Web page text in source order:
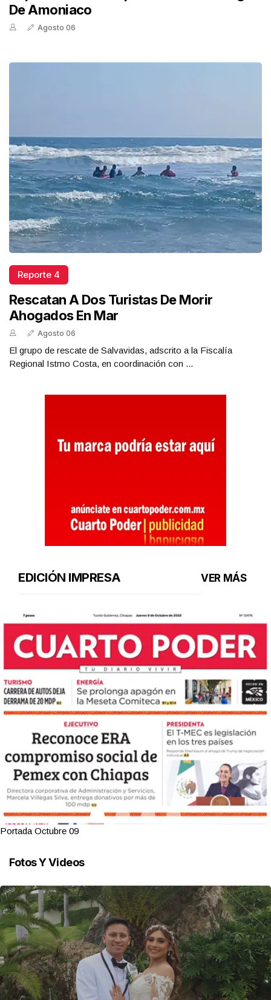
De Amoniaco
Agosto 06
Reporte 4
Rescatan A Dos Turistas De Morir
Ahogados En Mar
Agosto 06
El grupo de rescate de Salvavidas, adscrito a la Fiscalía
Regional Istmo Costa, en coordinación con ...
EDICIÓN IMPRESA VER MÁS
Portada Octubre 09
Fotos Y Videos